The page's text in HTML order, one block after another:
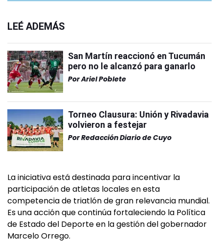
LEÉ ADEMÁS
San Martín reaccionó en Tucumán
pero no le alcanzó para ganarlo
PorAriel Poblete
Torneo Clausura: Unión y Rivadavia
volvieron a festejar
PorRedacción Diario de Cuyo
La iniciativa está destinada para incentivar la
participación de atletas locales en esta
competencia de triatlón de gran relevancia mundial.
Es una acción que continúa fortaleciendo la Política
de Estado del Deporte en la gestión del gobernador
Marcelo Orrego.